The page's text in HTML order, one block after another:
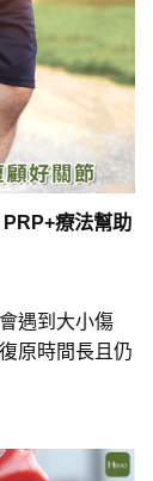
療法幫助
遇到大小傷
原時間長且仍